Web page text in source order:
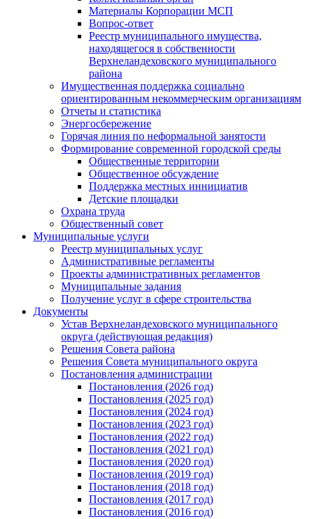
Материалы Корпорации МСП
Вопрос-ответ
Реестр муниципального имущества,
находящегося в собственности
Верхнеландеховского муниципального
района
Имущественная поддержка социально
ориентированным некоммерческим организациям
Отчеты и статистика
Энергосбережение
Горячая линия по неформальной занятости
Формирование современной городской среды
Общественные территории
Общественное обсуждение
Поддержка местных иннициатив
Детские площадки
Охрана труда
Общественный совет
Муниципальные услуги
Реестр муниципальных услуг
Административные регламенты
Проекты административных регламентов
Муниципальные задания
Получение услуг в сфере строительства
Документы
Устав Верхнеландеховского муниципального
округа (действующая редакция)
Решения Совета района
Решения Совета муниципального округа
Постановления администрации
Постановления (2026 год)
Постановления (2025 год)
Постановления (2024 год)
Постановления (2023 год)
Постановления (2022 год)
Постановления (2021 год)
Постановления (2020 год)
Постановления (2019 год)
Постановления (2018 год)
Постановления (2017 год)
Постановления (2016 год)